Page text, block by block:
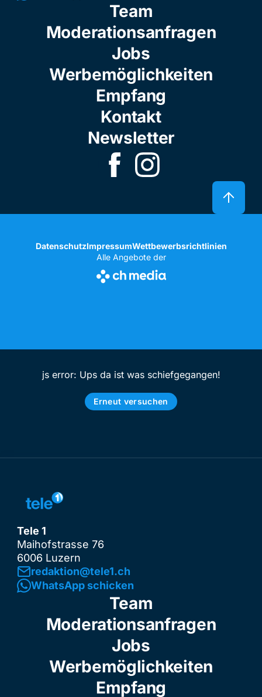
Team
Moderationsanfragen
Jobs
Werbemöglichkeiten
Empfang
Kontakt
Newsletter
DatenschutzImpressumWettbewerbsrichtlinien
Alle Angebote der
js error: Ups da ist was schiefgegangen!
Erneut versuchen
Tele 1
Maihofstrasse 76
6006 Luzern
redaktion@tele1.ch
WhatsApp schicken
Team
Moderationsanfragen
Jobs
Werbemöglichkeiten
Empfang